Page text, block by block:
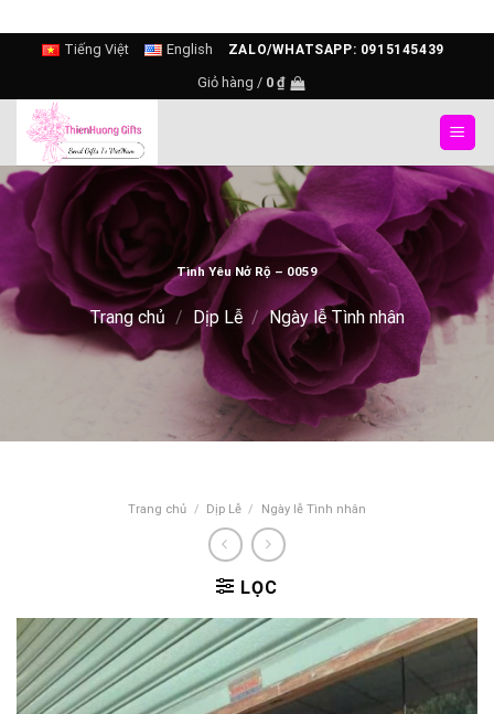
content
Tiếng Việt English ZALO/WHATSAPP: 0915145439
Giỏ hàng / 0 ₫
Tình Yêu Nở Rộ – 0059
Trang chủ / Dịp Lễ / Ngày lễ Tình nhân
Trang chủ / Dịp Lễ / Ngày lễ Tình nhân
LỌC